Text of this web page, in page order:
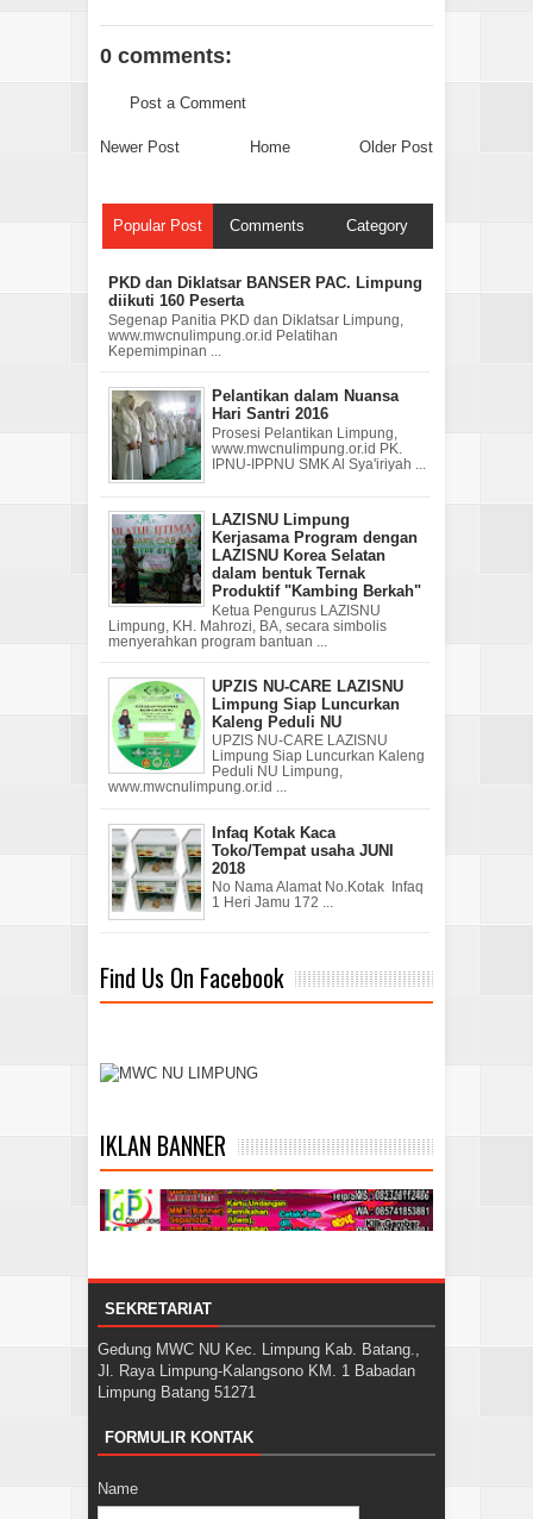
0 comments:
Post a Comment
Newer Post Older Post
Home
Popular Post Comments Category
PKD dan Diklatsar BANSER PAC. Limpung
diikuti 160 Peserta
Segenap Panitia PKD dan Diklatsar Limpung,
www.mwcnulimpung.or.id Pelatihan
Kepemimpinan ...
Pelantikan dalam Nuansa
Hari Santri 2016
Prosesi Pelantikan Limpung,
www.mwcnulimpung.or.id PK.
IPNU-IPPNU SMK Al Sya'iriyah ...
LAZISNU Limpung
Kerjasama Program dengan
LAZISNU Korea Selatan
dalam bentuk Ternak
Produktif "Kambing Berkah"
Ketua Pengurus LAZISNU
Limpung, KH. Mahrozi, BA, secara simbolis
menyerahkan program bantuan ...
UPZIS NU-CARE LAZISNU
Limpung Siap Luncurkan
Kaleng Peduli NU
UPZIS NU-CARE LAZISNU
Limpung Siap Luncurkan Kaleng
Peduli NU Limpung,
www.mwcnulimpung.or.id ...
Infaq Kotak Kaca
Toko/Tempat usaha JUNI
2018
No Nama Alamat No.Kotak Infaq
1 Heri Jamu 172 ...
Find Us On Facebook
IKLAN BANNER
SEKRETARIAT
Gedung MWC NU Kec. Limpung Kab. Batang.,
Jl. Raya Limpung-Kalangsono KM. 1 Babadan
Limpung Batang 51271
FORMULIR KONTAK
Name